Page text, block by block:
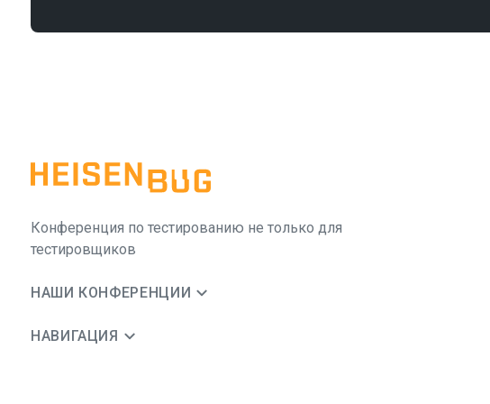
Конференция по тестированию не только для
тестировщиков
НАШИ КОНФЕРЕНЦИИ
НАВИГАЦИЯ